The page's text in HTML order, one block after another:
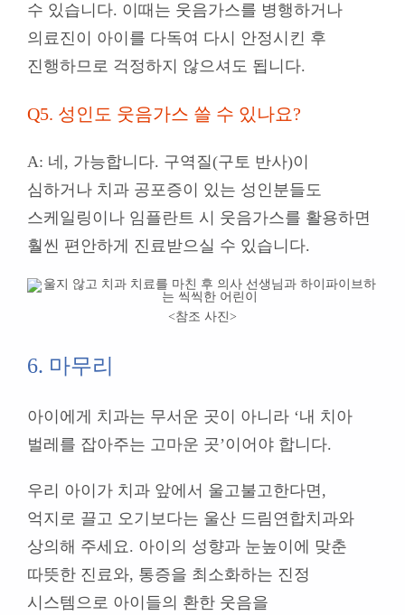
수 있습니다. 이때는 웃음가스를 병행하거나
의료진이 아이를 다독여 다시 안정시킨 후
진행하므로 걱정하지 않으셔도 됩니다.
Q5. 성인도 웃음가스 쓸 수 있나요?
A: 네, 가능합니다. 구역질(구토 반사)이
심하거나 치과 공포증이 있는 성인분들도
스케일링이나 임플란트 시 웃음가스를 활용하면
훨씬 편안하게 진료받으실 수 있습니다.
<참조 사진>
6. 마무리
아이에게 치과는 무서운 곳이 아니 라 ‘내 치아
벌레를 잡아주는 고마운 곳’이어야 합니다.
우리 아이가 치과 앞에서 울고불고한다면,
억지로 끌고 오기보다는 울산 드림연합치과와
상의해 주세요. 아이의 성향과 눈높이에 맞춘
따뜻한 진료와, 통증을 최소화하는 진정
시스템으로 아이들의 환한 웃음을